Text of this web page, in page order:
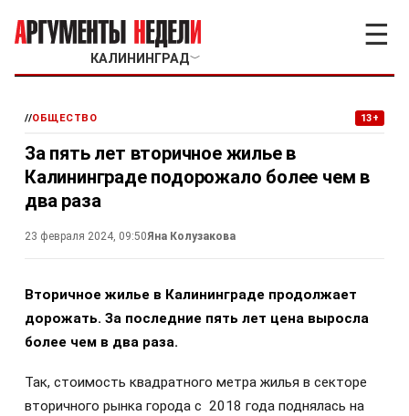
КАЛИНИНГРАД﹀
☰
//ОБЩЕСТВО 13+
За пять лет вторичное жилье в
Калининграде подорожало более чем в
два раза
23 февраля 2024, 09:50Яна Колузакова
Вторичное жилье в Калининграде продолжает
дорожать. За последние пять лет цена выросла
более чем в два раза.
Так, стоимость квадратного метра жилья в секторе
вторичного рынка города с 2018 года поднялась на